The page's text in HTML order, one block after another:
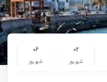
02
شهریور
06
شهریور